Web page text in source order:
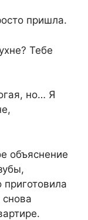
пришла.
Тебе
но… Я
объяснение
приготовила